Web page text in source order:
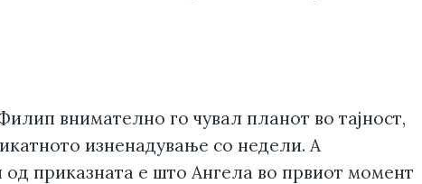
внимателно го чувал планот во тајност,
изненадување со недели. А
од приказната е што Ангела во првиот момент